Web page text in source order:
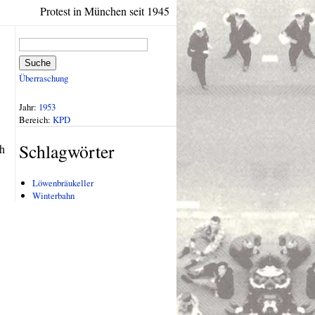
Protest in München seit 1945
Suche
Überraschung
Jahr: 1953
Bereich: KPD
Schlagwörter
Löwenbräukeller
Winterbahn